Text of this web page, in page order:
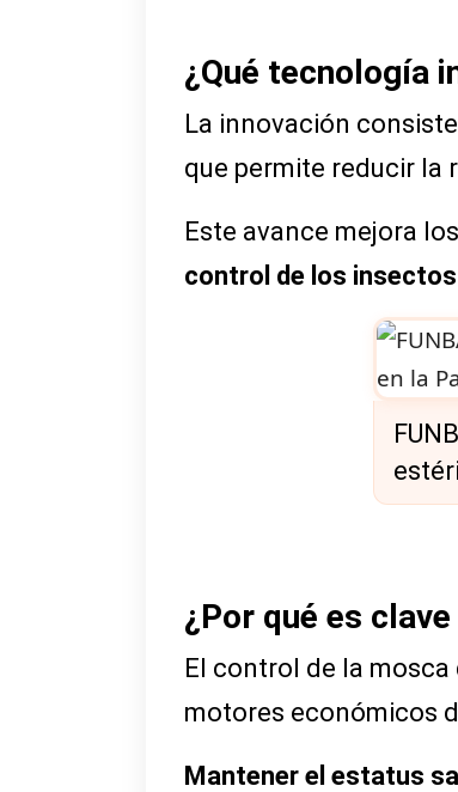
¿Qué tecnología
La innovación
que permite reducir la
Este avance mejora
control de los
¿Por qué es
El control de la
motores económicos
Mantener el estatus